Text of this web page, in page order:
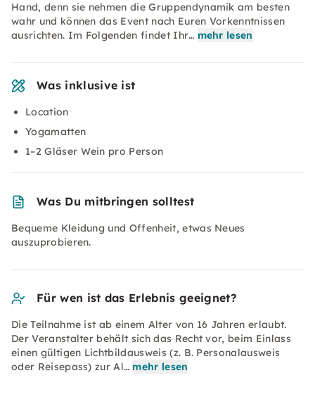
Hand, denn sie nehmen die Gruppendynamik am besten
wahr und können das Event nach Euren Vorkenntnissen
ausrichten. Im Folgenden findet Ihr… mehr lesen
Was inklusive ist
Location
Yogamatten
1–2 Gläser Wein pro Person
Was Du mitbringen solltest
Bequeme Kleidung und Offenheit, etwas Neues
auszuprobieren.
Für wen ist das Erlebnis geeignet?
Die Teilnahme ist ab einem Alter von 16 Jahren erlaubt.
Der Veranstalter behält sich das Recht vor, beim Einlass
einen gültigen Lichtbildausweis (z. B. Personalausweis
oder Reisepass) zur Al… mehr lesen